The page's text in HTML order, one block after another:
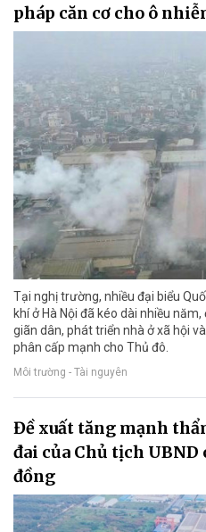
pháp căn cơ cho ô
Tại nghị trường, nhiều đại biểu
khí ở Hà Nội đã kéo dài nhiều
giãn dân, phát triển nhà ở xã hội
phân cấp mạnh cho Thủ đô.
Môi trường - Tài nguyên
Đề xuất tăng mạnh
đai của Chủ tịch UBND
đồng